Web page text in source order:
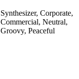
Synthesizer, Corporate,
Commercial, Neutral,
Groovy, Peaceful